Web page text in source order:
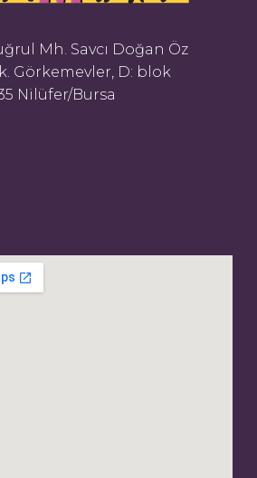
Mh. Savcı Doğan Öz
Görkemevler, D: blok
Nilüfer/Bursa